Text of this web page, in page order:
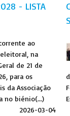
- LISTA
ao
na
de 21 de
para os
da Associação
no biénio(...)
2026-03-04